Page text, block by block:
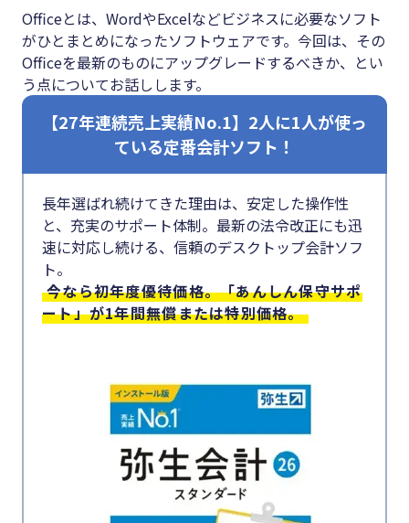
無料で会計ソフトを試す
Officeとは、WordやExcelなどビジネスに必要なソフト
がひとまとめになったソフトウェアです。今回は、その
Officeを最新のものにアップグレードするべきか、とい
う点についてお話しします。
【27年連続売上実績No.1】2人に1人が使っ
ている定番会計ソフト！
長年選ばれ続けてきた理由は、安定した操作性
と、充実のサポート体制。最新の法令改正にも迅
速に対応し続ける、信頼のデスクトップ会計ソフ
ト。
今なら初年度優待価格。「あんしん保守サポ
ート」が1年間無償または特別価格。